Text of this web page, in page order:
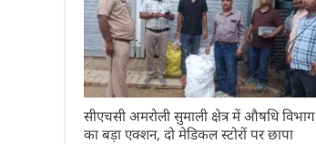
सीएचसी अमरोली सुमाली क्षेत्र में औषधि विभाग
का बड़ा एक्शन, दो मेडिकल स्टोरों पर छापा